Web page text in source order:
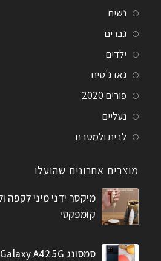
נשים
גברים
ילדים
גאדג'טים
פורים 2020
נעליים
לבית ולמטבח
מוצרים אחרונים שהועלו
מיקסר ידני מיני לקפה
קומפקטי